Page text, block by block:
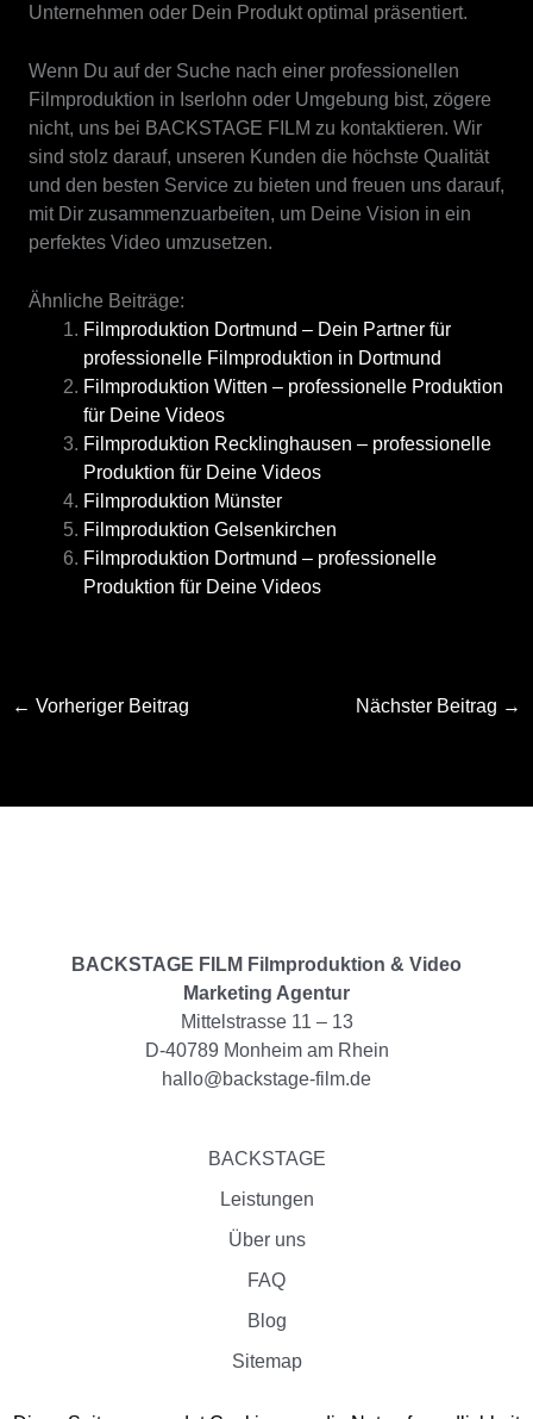
Unternehmen oder Dein Produkt optimal präsentiert.
Wenn Du auf der Suche nach einer professionellen
Filmproduktion in Iserlohn oder Umgebung bist, zögere
nicht, uns bei BACKSTAGE FILM zu kontaktieren. Wir
sind stolz darauf, unseren Kunden die höchste Qualität
und den besten Service zu bieten und freuen uns darauf,
mit Dir zusammenzuarbeiten, um Deine Vision in ein
perfektes Video umzusetzen.
Ähnliche Beiträge:
Filmproduktion Dortmund – Dein Partner für
professionelle Filmproduktion in Dortmund
Filmproduktion Witten – professionelle Produktion
für Deine Videos
Filmproduktion Recklinghausen – professionelle
Produktion für Deine Videos
Filmproduktion Münster
Filmproduktion Gelsenkirchen
Filmproduktion Dortmund – professionelle
Produktion für Deine Videos
← Vorheriger Beitrag Nächster Beitrag →
BACKSTAGE FILM Filmproduktion & Video
Marketing Agentur
Mittelstrasse 11 – 13
D-40789 Monheim am Rhein
hallo@backstage-film.de
BACKSTAGE
Leistungen
Über uns
FAQ
Blog
Sitemap